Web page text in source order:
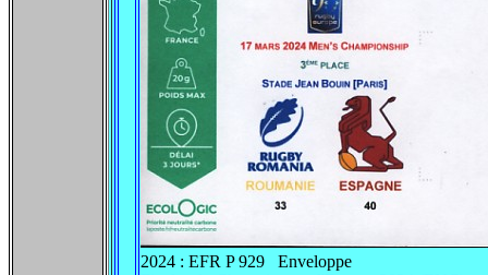
2024 : EFR P 929 Enveloppe